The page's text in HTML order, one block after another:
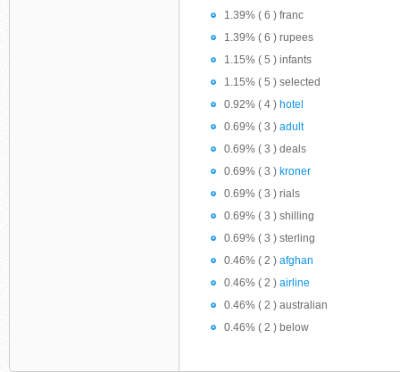
1.39% ( 6 ) franc
1.39% ( 6 ) rupees
1.15% ( 5 ) infants
1.15% ( 5 ) selected
0.92% ( 4 ) hotel
0.69% ( 3 ) adult
0.69% ( 3 ) deals
0.69% ( 3 ) kroner
0.69% ( 3 ) rials
0.69% ( 3 ) shilling
0.69% ( 3 ) sterling
0.46% ( 2 ) afghan
0.46% ( 2 ) airline
0.46% ( 2 ) australian
0.46% ( 2 ) below